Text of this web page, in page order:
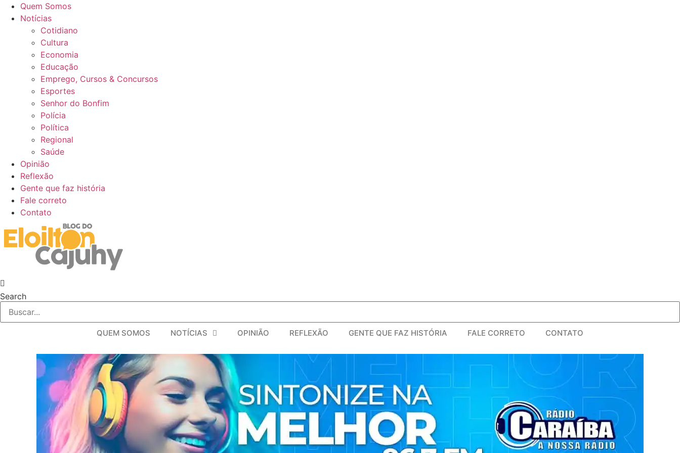
para
conteúdo
Quem Somos
Notícias
Cotidiano
Cultura
Economia
Educação
Emprego, Cursos & Concursos
Esportes
Senhor do Bonfim
Polícia
Política
Regional
Saúde
Opinião
Reflexão
Gente que faz história
Fale correto
Contato
Search
QUEM SOMOS NOTÍCIAS OPINIÃO REFLEXÃO GENTE QUE FAZ HISTÓRIA FALE CORRETO CONTATO